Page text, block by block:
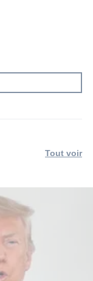
Tout voir